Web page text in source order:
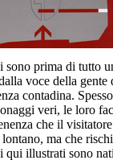
sono prima di tutto
voce della
contadina.
veri, le loro
che il
ma che
qui illustrati sono